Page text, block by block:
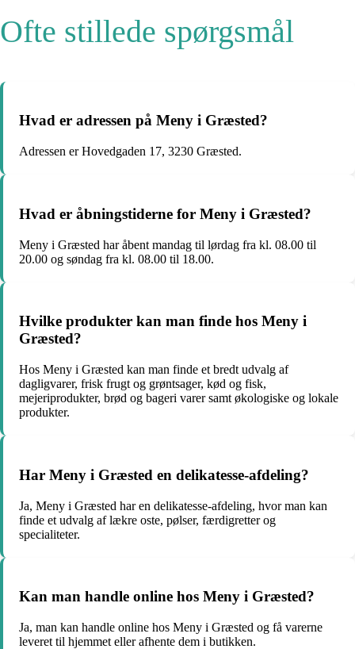
Ofte stillede spørgsmål
Hvad er adressen på Meny i Græsted?
Adressen er Hovedgaden 17, 3230 Græsted.
Hvad er åbningstiderne for Meny i Græsted?
Meny i Græsted har åbent mandag til lørdag fra kl. 08.00 til
20.00 og søndag fra kl. 08.00 til 18.00.
Hvilke produkter kan man finde hos Meny i
Græsted?
Hos Meny i Græsted kan man finde et bredt udvalg af
dagligvarer, frisk frugt og grøntsager, kød og fisk,
mejeriprodukter, brød og bageri varer samt økologiske og lokale
produkter.
Har Meny i Græsted en delikatesse-afdeling?
Ja, Meny i Græsted har en delikatesse-afdeling, hvor man kan
finde et udvalg af lækre oste, pølser, færdigretter og
specialiteter.
Kan man handle online hos Meny i Græsted?
Ja, man kan handle online hos Meny i Græsted og få varerne
leveret til hjemmet eller afhente dem i butikken.